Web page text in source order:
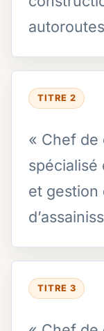
TITRE 2
« Chef de
spécialisé
et gestion
TITRE 3